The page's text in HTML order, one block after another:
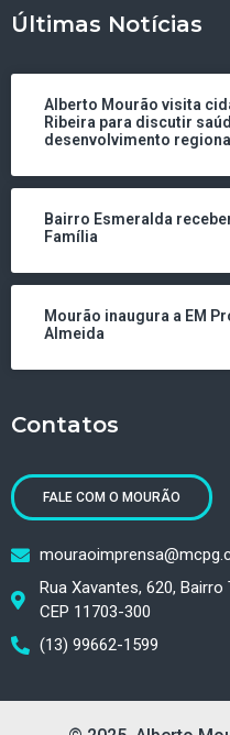
Últimas Notícias
Alberto Mourão visita
Ribeira para discutir
desenvolvimento regional
Bairro Esmeralda
Família
Mourão inaugura a EM
Almeida
Contatos
FALE COM O MOURÃO
Rua Xavantes, 620,
CEP 11703-300
(13) 99662-1599